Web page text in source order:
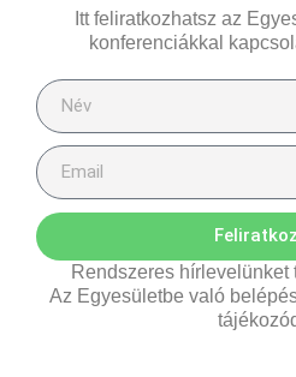
Itt feliratkozhatsz az
konferenciákkal
Rendszeres hírlevelünket
Az Egyesületbe való